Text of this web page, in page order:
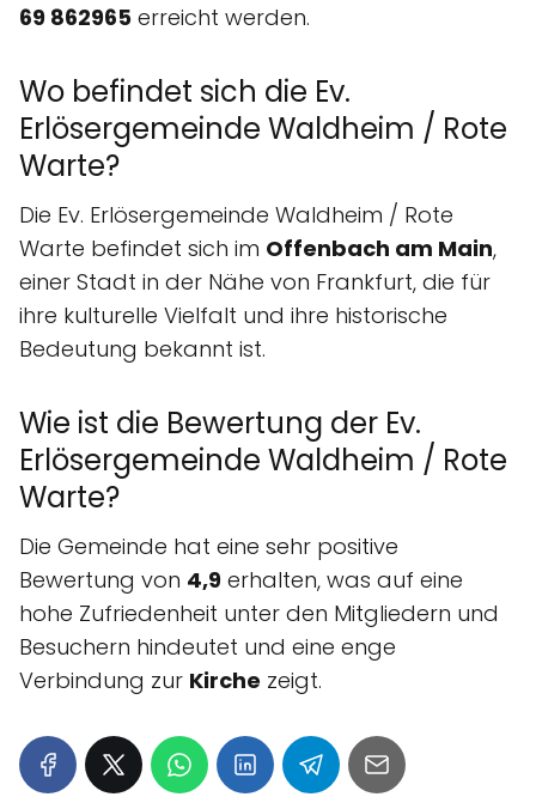
69 862965 erreicht werden.
Wo befindet sich die Ev.
Erlösergemeinde Waldheim / Rote
Warte?
Die Ev. Erlösergemeinde Waldheim / Rote
Warte befindet sich im Offenbach am Main,
einer Stadt in der Nähe von Frankfurt, die für
ihre kulturelle Vielfalt und ihre historische
Bedeutung bekannt ist.
Wie ist die Bewertung der Ev.
Erlösergemeinde Waldheim / Rote
Warte?
Die Gemeinde hat eine sehr positive
Bewertung von 4,9 erhalten, was auf eine
hohe Zufriedenheit unter den Mitgliedern und
Besuchern hindeutet und eine enge
Verbindung zur Kirche zeigt.